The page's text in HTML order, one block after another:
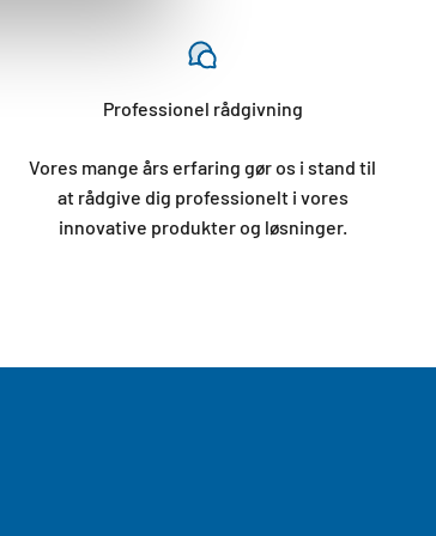
Professionel rådgivning
Vores mange års erfaring gør os i stand til
at rådgive dig professionelt i vores
innovative produkter og løsninger.